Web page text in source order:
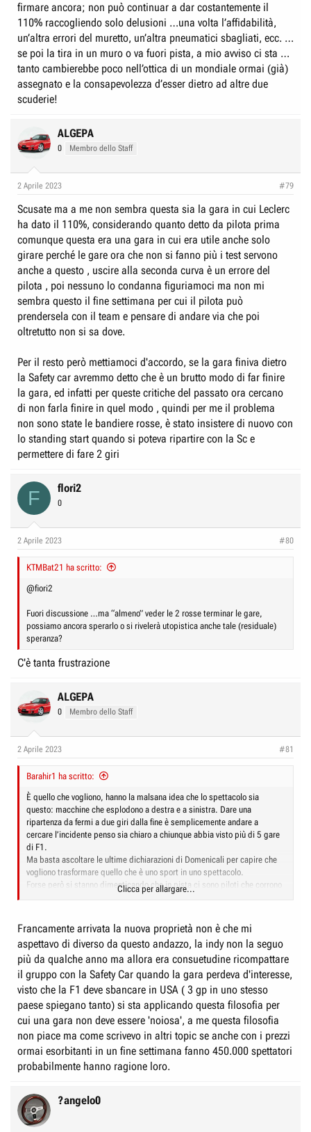
firmare ancora; non può continuar a dar costantemente il
110% raccogliendo solo delusioni …una volta l’affidabilità,
un’altra errori del muretto, un’altra pneumatici sbagliati, ecc. …
se poi la tira in un muro o va fuori pista, a mio avviso ci sta …
tanto cambierebbe poco nell’ottica di un mondiale ormai (già)
assegnato e la consapevolezza d’esser dietro ad altre due
scuderie!
ALGEPA
0 Membro dello Staff
2 Aprile 2023 #79
Scusate ma a me non sembra questa sia la gara in cui Leclerc
ha dato il 110%, considerando quanto detto da pilota prima
comunque questa era una gara in cui era utile anche solo
girare perché le gare ora che non si fanno più i test servono
anche a questo , uscire alla seconda curva è un errore del
pilota , poi nessuno lo condanna figuriamoci ma non mi
sembra questo il fine settimana per cui il pilota può
prendersela con il team e pensare di andare via che poi
oltretutto non si sa dove.
Per il resto però mettiamoci d'accordo, se la gara finiva dietro
la Safety car avremmo detto che è un brutto modo di far finire
la gara, ed infatti per queste critiche del passato ora cercano
di non farla finire in quel modo , quindi per me il problema
non sono state le bandiere rosse, è stato insistere di nuovo con
lo standing start quando si poteva ripartire con la Sc e
permettere di fare 2 giri
F flori2
0
2 Aprile 2023 #80
KTMBat21 ha scritto:
@fiori2
Fuori discussione …ma “almeno” veder le 2 rosse terminar le gare,
possiamo ancora sperarlo o si rivelerà utopistica anche tale (residuale)
speranza?
C'è tanta frustrazione
ALGEPA
0 Membro dello Staff
2 Aprile 2023 #81
Barahir1 ha scritto:
È quello che vogliono, hanno la malsana idea che lo spettacolo sia
questo: macchine che esplodono a destra e a sinistra. Dare una
ripartenza da fermi a due giri dalla fine è semplicemente andare a
cercare l’incidente penso sia chiaro a chiunque abbia visto più di 5 gare
di F1.
Ma basta ascoltare le ultime dichiarazioni di Domenicali per capire che
vogliono trasformare quello che è uno sport in uno spettacolo.
Forse però si stanno dimenticando che in pista ci sono piloti che corrono
a 300 km/h. La crescita esponenziale di sicurezza delle monoposto degli
scendere in pista.
Questo è il pericolo più grande che sta correndo la F1 odierna. Tutto il
resto viene dopo secondo me. Questa ripartenza dopo la seconda rossa è
una delle cose più brutte che ho visto da quando seguo la F1.
Clicca per allargare...
Francamente arrivata la nuova proprietà non è che mi
aspettavo di diverso da questo andazzo, la indy non la seguo
più da qualche anno ma allora era consuetudine ricompattare
il gruppo con la Safety Car quando la gara perdeva d'interesse,
visto che la F1 deve sbancare in USA ( 3 gp in uno stesso
paese spiegano tanto) si sta applicando questa filosofia per
cui una gara non deve essere 'noiosa', a me questa filosofia
non piace ma come scrivevo in altri topic se anche con i prezzi
ormai esorbitanti in un fine settimana fanno 450.000 spettatori
probabilmente hanno ragione loro.
?angelo0